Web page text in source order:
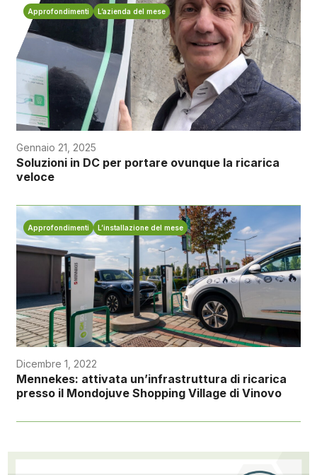
Approfondimenti L’azienda del mese
Gennaio 21, 2025
Soluzioni in DC per portare ovunque la ricarica
veloce
Approfondimenti L’installazione del mese
Dicembre 1, 2022
Mennekes: attivata un’infrastruttura di ricarica
presso il Mondojuve Shopping Village di Vinovo